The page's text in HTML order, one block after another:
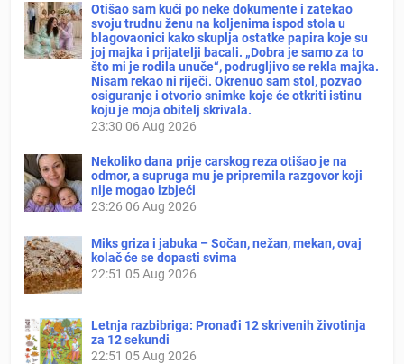
Otišao sam kući po neke dokumente i zatekao
svoju trudnu ženu na koljenima ispod stola u
blagovaonici kako skuplja ostatke papira koje su
joj majka i prijatelji bacali. „Dobra je samo za to
što mi je rodila unuče“, podrugljivo se rekla majka.
Nisam rekao ni riječi. Okrenuo sam stol, pozvao
osiguranje i otvorio snimke koje će otkriti istinu
koju je moja obitelj skrivala.
23:30 06 Aug 2026
Nekoliko dana prije carskog reza otišao je na
odmor, a supruga mu je pripremila razgovor koji
nije mogao izbjeći
23:26 06 Aug 2026
Miks griza i jabuka – Sočan, nežan, mekan, ovaj
kolač će se dopasti svima
22:51 05 Aug 2026
Letnja razbibriga: Pronađi 12 skrivenih životinja
za 12 sekundi
22:51 05 Aug 2026